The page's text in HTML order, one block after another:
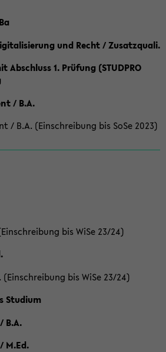
und Recht / Zusatzquali.
Abschluss 1. Prüfung (STUDPRO
/ B.A.
/ B.A. (Einschreibung bis SoSe 2023)
bis WiSe 23/24)
bis WiSe 23/24)
Studium
B.A.
M.Ed.